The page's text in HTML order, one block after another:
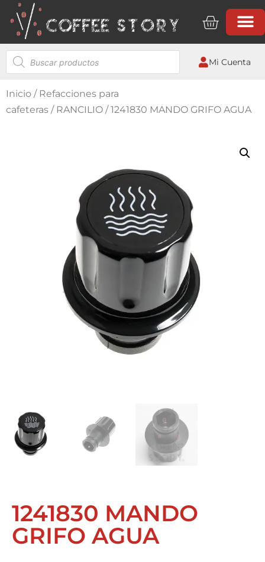
Mi Cuenta
Inicio / Refacciones para
cafeteras / RANCILIO / 1241830 MANDO GRIFO AGUA
1241830 MANDO
GRIFO AGUA